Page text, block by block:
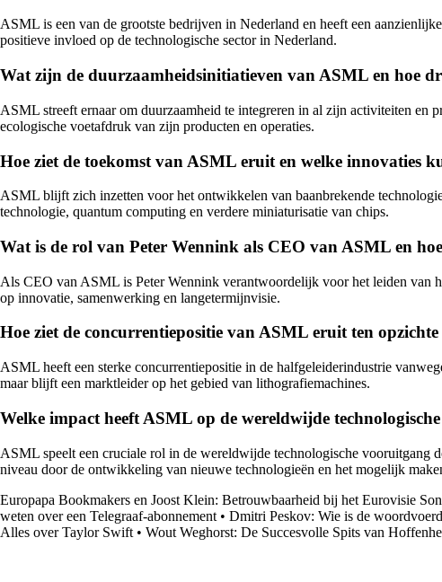
ASML is een van de grootste bedrijven in Nederland en heeft een
positieve invloed op de technologische sector in Nederland.
Wat zijn de duurzaamheidsinitiatieven van ASML en hoe
ASML streeft ernaar om duurzaamheid te integreren in al zijn activiteiten en
ecologische voetafdruk van zijn producten en operaties.
Hoe ziet de toekomst van ASML eruit en welke innovaties
ASML blijft zich inzetten voor het ontwikkelen van baanbrekende
technologie, quantum computing en verdere miniaturisatie van chips.
Wat is de rol van Peter Wennink als CEO van ASML en
Als CEO van ASML is Peter Wennink verantwoordelijk voor het leiden van
op innovatie, samenwerking en langetermijnvisie.
Hoe ziet de concurrentiepositie van ASML eruit ten
ASML heeft een sterke concurrentiepositie in de halfgeleiderindustrie
maar blijft een marktleider op het gebied van lithografiemachines.
Welke impact heeft ASML op de wereldwijde
ASML speelt een cruciale rol in de wereldwijde technologische vooruitgang
niveau door de ontwikkeling van nieuwe technologieën en het mogelijk
Europapa Bookmakers en Joost Klein: Betrouwbaarheid bij het Eurovisie
weten over een Telegraaf-abonnement • Dmitri Peskov: Wie is de
Alles over Taylor Swift • Wout Weghorst: De Succesvolle Spits van